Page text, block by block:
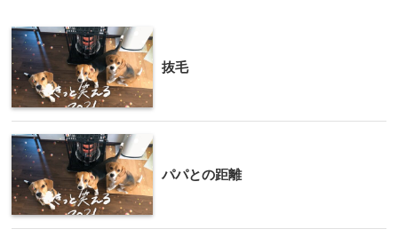
抜毛
パパとの距離